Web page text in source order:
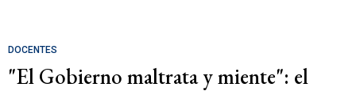
DOCENTES
"El Gobierno maltrata y miente": el